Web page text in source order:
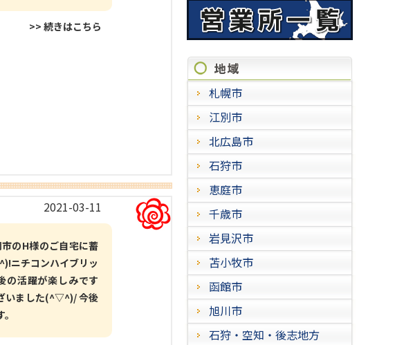
>> 続きはこちら
2021-03-11
のH様のご自宅に蓄
ニチコンハイブリッ
の活躍が楽しみです
いました(^▽^)/ 今後
札幌市
江別市
北広島市
石狩市
恵庭市
千歳市
岩見沢市
苫小牧市
函館市
旭川市
石狩・空知・後志地方